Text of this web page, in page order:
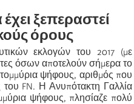
ξεπεραστεί
όρους
εκλογών του 2017 (με
όσων αποτελούν σήμερα το
ψήφους, αριθμός που
του FN. Η Ανυπότακτη Γαλλία
ψήφους, πλησίαζε πολύ